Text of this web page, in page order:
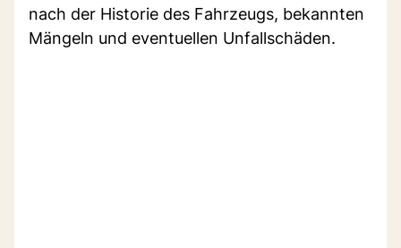
nach der Historie des Fahrzeugs, bekannten
Mängeln und eventuellen Unfallschäden.